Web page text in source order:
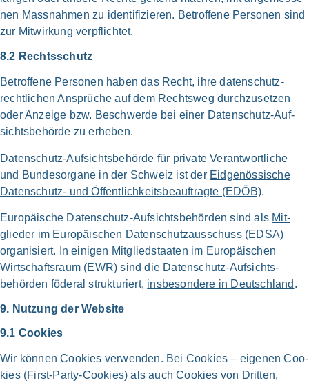
nen Mass­nahmen zu identi­fizieren. Betrof­fe­ne Per­so­nen sind
zur Mit­wirkung ver­pflich­tet.
8.2 Rechts­schutz
Betrof­fe­ne Per­so­nen haben das Recht, ihre daten­schutz­
rechtlichen Ansprü­che auf dem Recht­sweg durch­zusetzen
oder Anzei­ge bzw. Beschwer­de bei einer Daten­schutz-Auf­
sichts­behörde zu erhe­ben.
Daten­schutz-Aufsichts­behörde für pri­va­te Ver­ant­wort­li­che
und Bundes­organe in der Schweiz ist der Eid­genössische
Daten­schutz- und Öffentlich­keits­beauftragte (EDÖB).
Euro­päi­sche Daten­schutz-Aufsichts­behörden sind als Mit­
glieder im Euro­päischen Daten­schutz­ausschuss(EDSA)
orga­ni­siert. In eini­gen Mitglied­staaten im Euro­päischen
Wirtschafts­raum (EWR) sind die Daten­schutz-Auf­sichts­
behörden föde­ral struk­tu­riert, ins­be­son­de­re in Deutsch­land .
9. Nut­zung der Web­site
9.1 Coo­kies
Wir kön­nen Coo­kies ver­wen­den. Bei Coo­kies – eige­nen Coo­
kies (First-Party-Cookies) als auch Coo­kies von Drit­ten,